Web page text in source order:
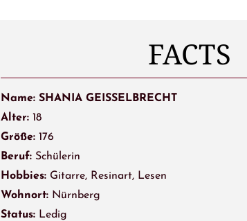
FACTS
Name: SHANIA GEISSELBRECHT
Alter:18
Größe:176
Beruf:Schülerin
Hobbies:Gitarre, Resinart, Lesen
Wohnort:Nürnberg
Status:Ledig